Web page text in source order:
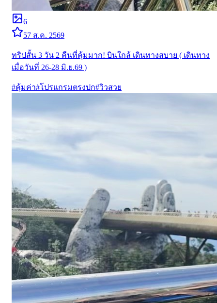
6
57 ส.ค. 2569
ทริปสั้น 3 วัน 2 คืนที่คุ้มมาก! บินใกล้ เดินทางสบาย ( เดินทาง
เมื่อวันที่ 26-28 มิ.ย.69 )
#คุ้มค่า#โปรแกรมตรงปก#วิวสวย